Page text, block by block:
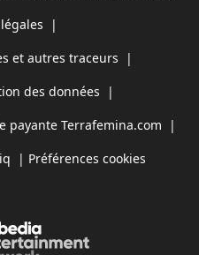
|
et autres traceurs |
des données |
payante Terrafemina.com |
| Préférences cookies